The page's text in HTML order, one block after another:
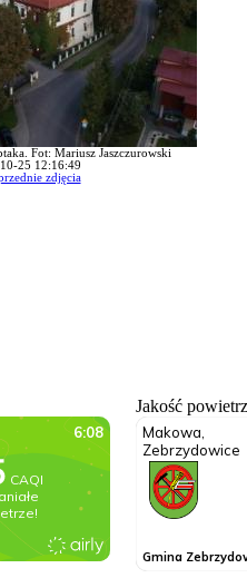
Fot: Mariusz Jaszczurowski
25 12:16:49
zdjęcia
Jakość